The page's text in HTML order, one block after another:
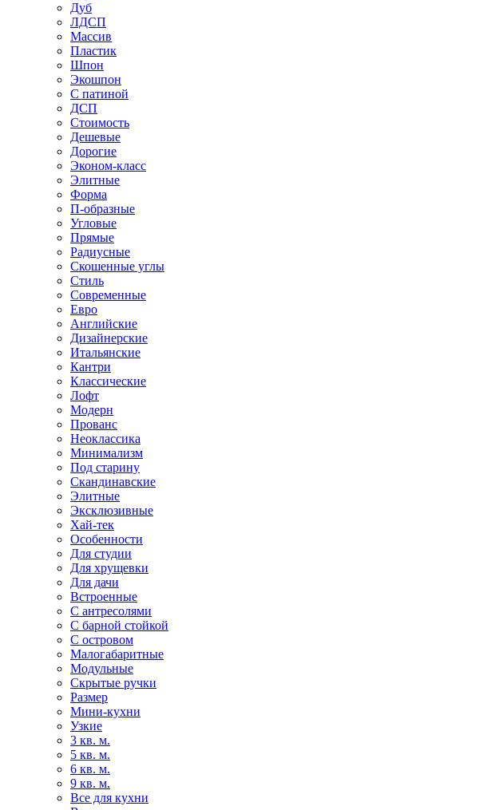
Дуб
ЛДСП
Массив
Пластик
Шпон
Экошпон
С патиной
ДСП
Стоимость
Дешевые
Дорогие
Эконом-класс
Элитные
Форма
П-образные
Угловые
Прямые
Радиусные
Скошенные углы
Стиль
Современные
Евро
Английские
Дизайнерские
Итальянские
Кантри
Классические
Лофт
Модерн
Прованс
Неоклассика
Минимализм
Под старину
Скандинавские
Элитные
Эксклюзивные
Хай-тек
Особенности
Для студии
Для хрущевки
Для дачи
Встроенные
С антресолями
С барной стойкой
С островом
Малогабаритные
Модульные
Скрытые ручки
Размер
Мини-кухни
Узкие
3 кв. м.
5 кв. м.
6 кв. м.
9 кв. м.
Все для кухни